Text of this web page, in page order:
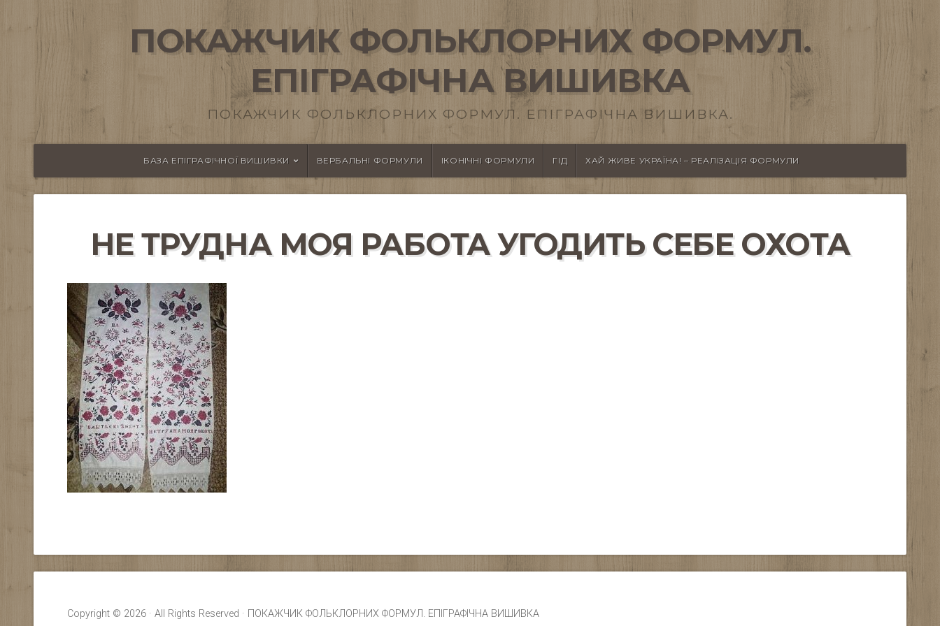
ПОКАЖЧИК ФОЛЬКЛОРНИХ ФОРМУЛ.
ЕПІГРАФІЧНА ВИШИВКА
ПОКАЖЧИК ФОЛЬКЛОРНИХ ФОРМУЛ. ЕПІГРАФІЧНА ВИШИВКА.
БАЗА ЕПІГРАФІЧНОЇ ВИШИВКИ ВЕРБАЛЬНІ ФОРМУЛИ ІКОНІЧНІ ФОРМУЛИ ГІД ХАЙ ЖИВЕ УКРАЇНА! – РЕАЛІЗАЦІЯ ФОРМУЛИ
НЕ ТРУДНА МОЯ РАБОТА УГОДИТЬ СЕБЕ ОХОТА
Copyright © 2026 · All Rights Reserved · ПОКАЖЧИК ФОЛЬКЛОРНИХ ФОРМУЛ. ЕПІГРАФІЧНА ВИШИВКА